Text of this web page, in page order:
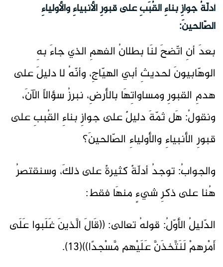
أدلّةُ جوازِ بناءِ القُبَبِ على قبورِ الأنبياءِ والأولياءِ
الصّالحينَ:
بعدَ أنِ اتّضحَ لنَا بطلانُ الفهمِ الذي جاءَ بهِ
الوهّابيونَ لحديثِ أبي الهيّاجِ، وأنّهُ لا دليلَ على
هدمِ القبورِ ومساواتِهَا بالأرضِ، نبرزُ سؤالاً الآنَ،
ونقولُ: هَل ثمّةَ دليلٌ على جوازِ بناءِ القُببِ على
قبورِ الأنبياءِ والأولياءِ الصّالحينَ؟
والجوابُ: توجدُ أدلّةٌ كثيرةٌ على ذلكَ، وسنقتصرُ
هُنا على ذكرِ شيءٍ منهَا فقط:
الدّليلُ الأوّلُ: قولهُ تعالى: ((قَالَ الَّذينَ غَلَبوا عَلَى
أَمْرهمْ لَنَتَّخذَنَّ عَلَيْهم مَّسْجدًا))(13).